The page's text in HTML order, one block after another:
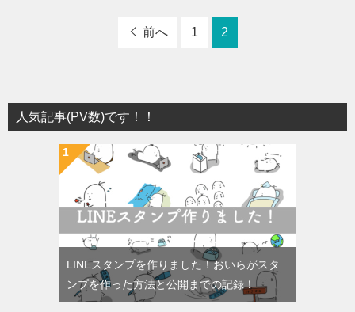
前へ 1 2
人気記事(PV数)です！！
LINEスタンプを作りました！おいらがスタ
ンプを作った方法と公開までの記録！